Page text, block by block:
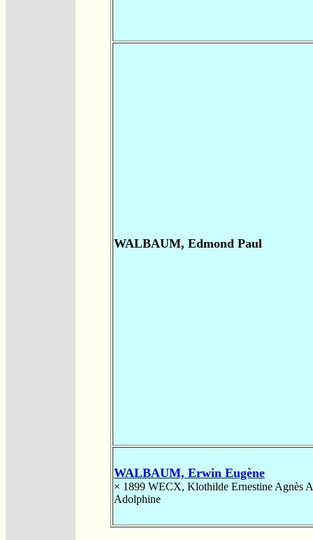
WALBAUM, Edmond Paul
WALBAUM, Erwin Eugène
× 1899 WECX, Klothilde Ernestine Agnès
Adolphine